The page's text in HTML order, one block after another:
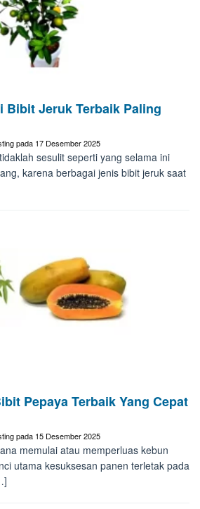
Bibit Jeruk Terbaik Paling
pada 17 Desember 2025
sesulit seperti yang selama ini
karena berbagai jenis bibit jeruk saat
Pepaya Terbaik Yang Cepat
pada 15 Desember 2025
memulai atau memperluas kebun
utama kesuksesan panen terletak pada